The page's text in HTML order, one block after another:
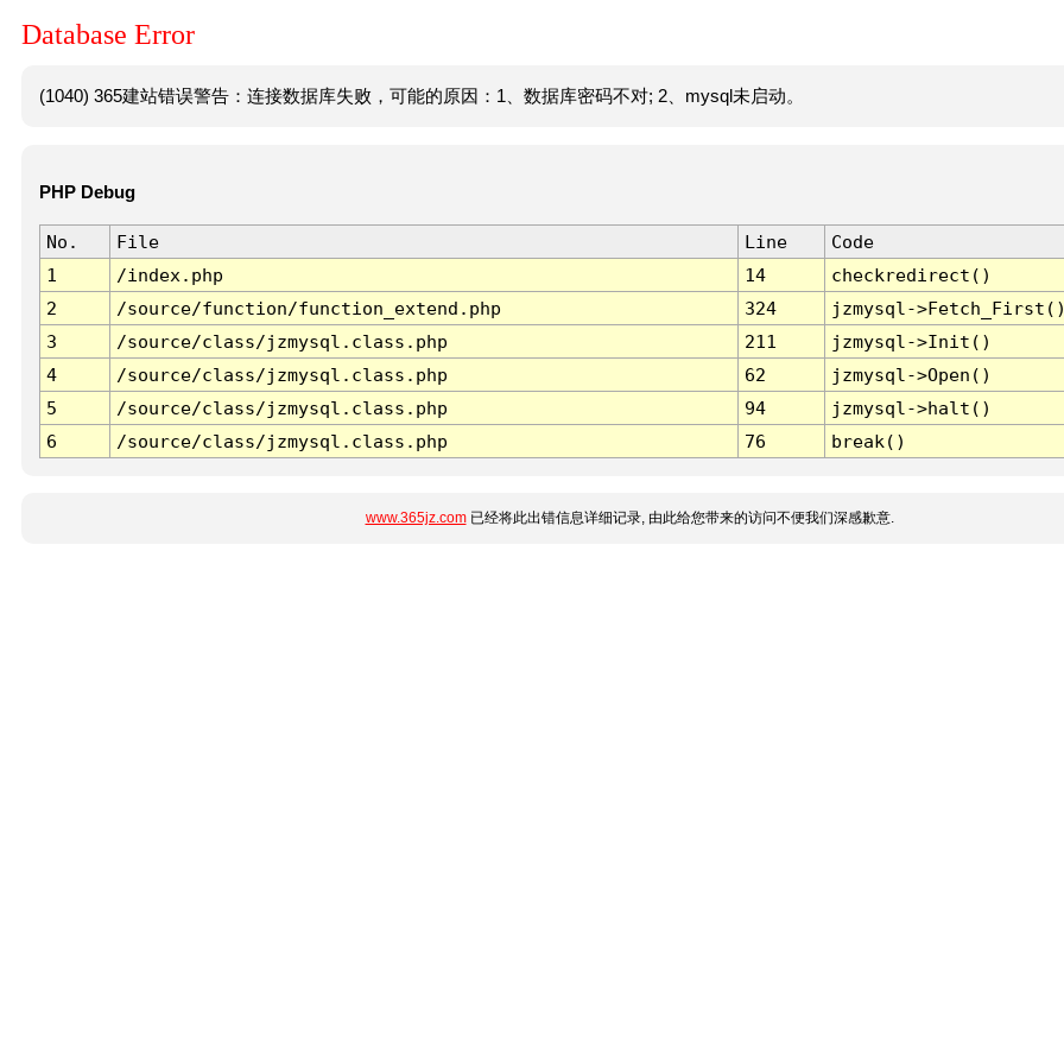
Database Error
(1040) 365建站错误警告：连接数据库失败，可能的原因：1、数据库密码不对; 2、mysql未启动。
PHP Debug
No. File Line
Code
1
/index.php 14
checkredirect()
2
/source/function/function_extend.php 324
jzmysql-
3
/source/class/jzmysql.class.php 211
jzmysql->Init()
4
/source/class/jzmysql.class.php 62
jzmysql->Open()
5
/source/class/jzmysql.class.php 94
jzmysql->halt()
6
/source/class/jzmysql.class.php 76 break()
www.365jz.com已经将此出错信息详细记录, 由此给您带来的访问不便我们深感歉意.